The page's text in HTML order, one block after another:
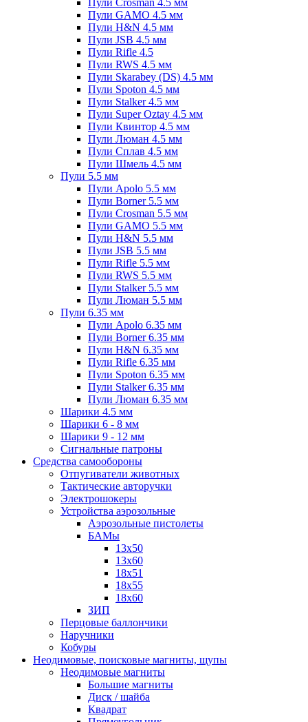
Пули GAMO 4.5 мм
Пули H&N 4.5 мм
Пули JSB 4.5 мм
Пули Rifle 4.5
Пули RWS 4.5 мм
Пули Skarabey (DS) 4.5 мм
Пули Spoton 4.5 мм
Пули Stalker 4.5 мм
Пули Super Oztay 4.5 мм
Пули Квинтор 4.5 мм
Пули Люман 4.5 мм
Пули Сплав 4.5 мм
Пули Шмель 4.5 мм
Пули 5.5 мм
Пули Apolo 5.5 мм
Пули Borner 5.5 мм
Пули Crosman 5.5 мм
Пули GAMO 5.5 мм
Пули H&N 5.5 мм
Пули JSB 5.5 мм
Пули Rifle 5.5 мм
Пули RWS 5.5 мм
Пули Stalker 5.5 мм
Пули Люман 5.5 мм
Пули 6.35 мм
Пули Apolo 6.35 мм
Пули Borner 6.35 мм
Пули H&N 6.35 мм
Пули Rifle 6.35 мм
Пули Spoton 6.35 мм
Пули Stalker 6.35 мм
Пули Люман 6.35 мм
Шарики 4.5 мм
Шарики 6 - 8 мм
Шарики 9 - 12 мм
Сигнальные патроны
Средства самообороны
Отпугиватели животных
Тактические авторучки
Электрошокеры
Устройства аэрозольные
Аэрозольные пистолеты
БАМы
13х50
13х60
18х51
18х55
18х60
ЗИП
Перцовые баллончики
Наручники
Кобуры
Неодимовые, поисковые магниты, щупы
Неодимовые магниты
Большие магниты
Диск / шайба
Квадрат